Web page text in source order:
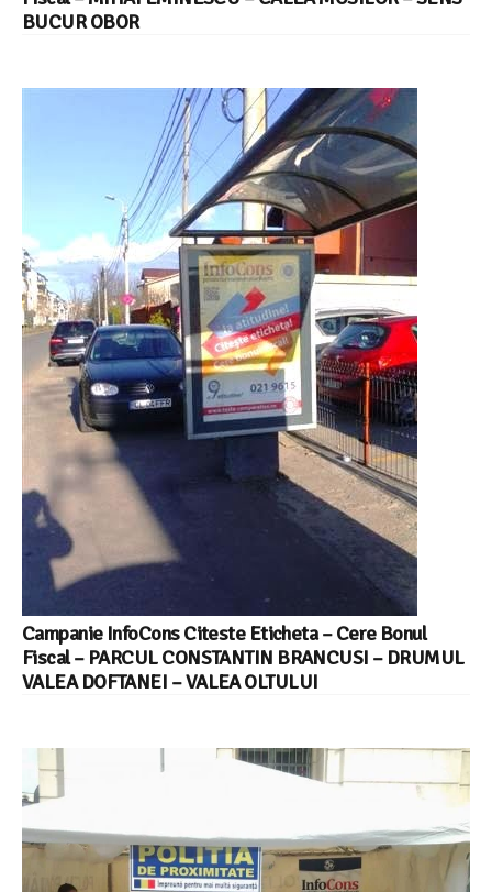
BUCUR OBOR
Campanie InfoCons Citeste Eticheta – Cere Bonul
Fiscal – PARCUL CONSTANTIN BRANCUSI – DRUMUL
VALEA DOFTANEI – VALEA OLTULUI